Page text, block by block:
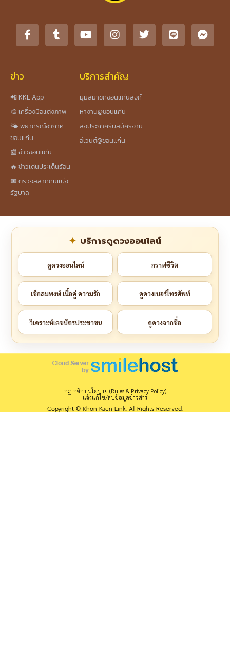
ข่าว
📲 KKL App
🎨 เครื่องมือแต่งภาพ
🌤️ พยากรณ์อากาศ
ขอนแก่น
📰 ข่าวขอนแก่น
🔥 ข่าวเด่นประเด็นร้อน
🎟️ ตรวจสลากกินแบ่ง
รัฐบาล
บริการสำคัญ
มุมสมาชิกขอนแก่นลิงก์
หางาน@ขอนแก่น
ลงประกาศรับสมัครงาน
อีเวนต์@ขอนแก่น
บริการดูดวงออนไลน์
ดูดวงออนไลน์ กราฟชีวิต
เช็กสมพงษ์ เนื้อคู่ ความรัก ดูดวงเบอร์โทรศัพท์
วิเคราะห์เลขบัตรประชาชน ดูดวงจากชื่อ
กฎ กติกา นโยบาย (Rules & Privacy Policy)
แจ้งแก้ไข/ลบข้อมูลข่าวสาร
Copyright © Khon Kaen Link. All Rights Reserved.